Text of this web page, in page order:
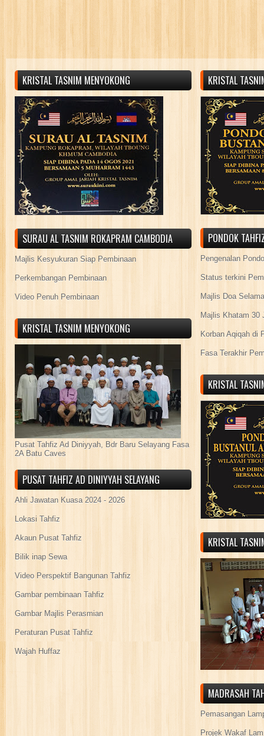
KRISTAL TASNIM MENYOKONG
SURAU AL TASNIM ROKAPRAM CAMBODIA
Majlis Kesyukuran Siap Pembinaan
Perkembangan Pembinaan
Video Penuh Pembinaan
KRISTAL TASNIM MENYOKONG
Pusat Tahfiz Ad Diniyyah, Bdr Baru Selayang Fasa
2A Batu Caves
PUSAT TAHFIZ AD DINIYYAH SELAYANG
Ahli Jawatan Kuasa 2024 - 2026
Lokasi Tahfiz
Akaun Pusat Tahfiz
Bilik inap Sewa
Video Perspektif Bangunan Tahfiz
Gambar pembinaan Tahfiz
Gambar Majlis Perasmian
Peraturan Pusat Tahfiz
Wajah Huffaz
KRISTAL
PONDOK
Pengenalan
Status terkini
Majlis Doa
Majlis Khatam 30
Korban Aqiqah di
Fasa Terakhir
KRISTAL
KRISTAL
MADRASAH
Pemasangan
Projek Wakaf